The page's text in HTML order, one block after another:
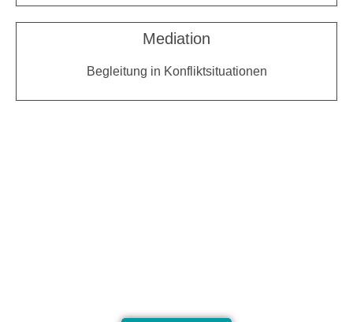
Mediation
Begleitung in Konfliktsituationen